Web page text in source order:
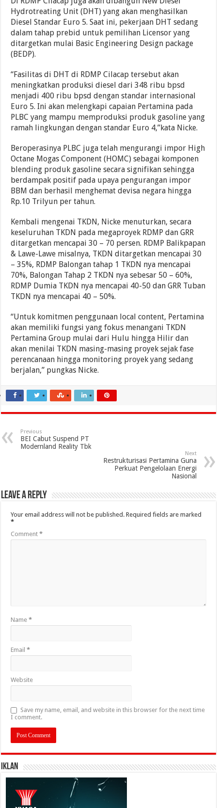
Hydrotreating Unit (DHT) yang akan menghasilkan
Diesel Standar Euro 5. Saat ini, pekerjaan DHT sedang
dalam tahap prebid untuk pemilihan Licensor yang
ditargetkan mulai Basic Engineering Design package
(BEDP).
“Fasilitas di DHT di RDMP Cilacap tersebut akan
meningkatkan produksi diesel dari 348 ribu bpsd
menjadi 400 ribu bpsd dengan standar internasional
Euro 5. Ini akan melengkapi capaian Pertamina pada
PLBC yang mampu memproduksi produk gasoline yang
ramah lingkungan dengan standar Euro 4,”kata Nicke.
Beroperasinya PLBC juga telah mengurangi impor High
Octane Mogas Component (HOMC) sebagai komponen
blending produk gasoline secara signifikan sehingga
berdampak positif pada upaya pengurangan impor
BBM dan berhasil menghemat devisa negara hingga
Rp.10 Trilyun per tahun.
Kembali mengenai TKDN, Nicke menuturkan, secara
keseluruhan TKDN pada megaproyek RDMP dan GRR
ditargetkan mencapai 30 – 70 persen. RDMP Balikpapan
& Lawe-Lawe misalnya, TKDN ditargetkan mencapai 30
– 35%, RDMP Balongan tahap 1 TKDN nya mencapai
70%, Balongan Tahap 2 TKDN nya sebesar 50 – 60%,
RDMP Dumia TKDN nya mencapai 40-50 dan GRR Tuban
TKDN nya mencapai 40 – 50%.
“Untuk komitmen penggunaan local content, Pertamina
akan memiliki fungsi yang fokus menangani TKDN
Pertamina Group mulai dari Hulu hingga Hilir dan
akan menilai TKDN masing-masing proyek sejak fase
perencanaan hingga monitoring proyek yang sedang
berjalan,” pungkas Nicke.
Previous
BEI Cabut Suspend PT
Modernland Reality Tbk
Next
Restrukturisasi Pertamina Guna
Perkuat Pengelolaan Energi
Nasional
Leave a Reply
Your email address will not be published. Required fields are marked
*
Comment*
Name*
Email*
Website
Save my name, email, and website in this browser for the next time
I comment.
IKLAN